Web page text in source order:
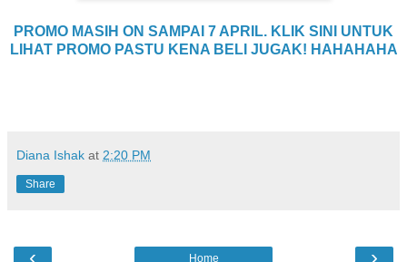
PROMO MASIH ON SAMPAI 7 APRIL. KLIK SINI UNTUK
LIHAT PROMO PASTU KENA BELI JUGAK! HAHAHAHA
Diana Ishak at 2:20 PM
Share
‹ ›
Home